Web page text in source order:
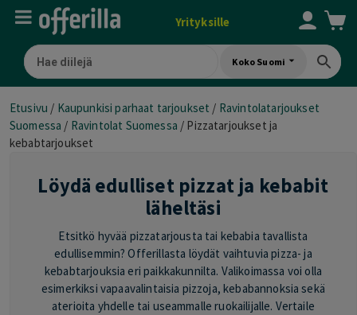
Yrityksille
Koko Suomi
Etusivu / Kaupunkisi parhaat tarjoukset / Ravintolatarjoukset
Suomessa / Ravintolat Suomessa / Pizzatarjoukset ja
kebabtarjoukset
Löydä edulliset pizzat ja kebabit
läheltäsi
Etsitkö hyvää pizzatarjousta tai kebabia tavallista
edullisemmin? Offerillasta löydät vaihtuvia pizza- ja
kebabtarjouksia eri paikkakunnilta. Valikoimassa voi olla
esimerkiksi vapaavalintaisia pizzoja, kebabannoksia sekä
aterioita yhdelle tai useammalle ruokailijalle. Vertaile